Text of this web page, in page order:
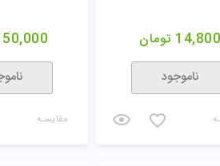
14,800 تومان
ناموجود
مقایسـه